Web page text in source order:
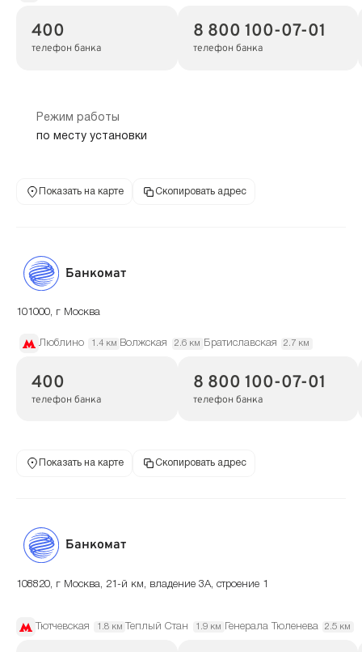
400
телефон банка
8 800 100-07-01
телефон банка
Режим работы
по месту установки
Показать на карте Скопировать адрес
Банкомат
101000, г Москва
Люблино 1.4 км Волжская 2.6 км Братиславская 2.7 км
400
телефон банка
8 800 100-07-01
телефон банка
Показать на карте Скопировать адрес
Банкомат
108820, г Москва, 21-й км, владение 3А, строение 1
Тютчевская 1.8 км Теплый Стан 1.9 км Генерала Тюленева 2.5 км